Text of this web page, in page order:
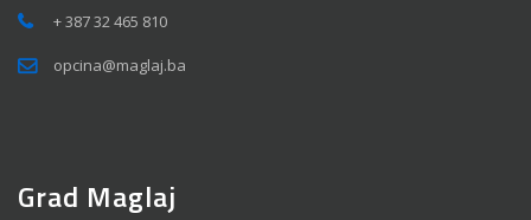
+ 387 32 465 810
opcina@maglaj.ba
Grad Maglaj